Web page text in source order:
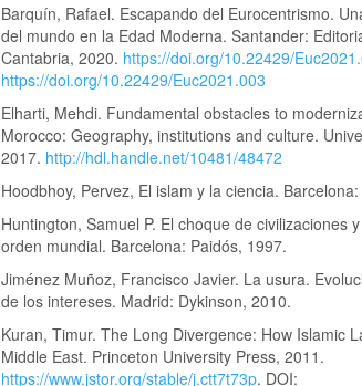
Barquín, Rafael. Escapando del Eurocentrismo.
del mundo en la Edad Moderna. Santander:
Cantabria, 2020. https://doi.org/10.22429/
https://doi.org/10.22429/Euc2021.003
Elharti, Mehdi. Fundamental obstacles to
Morocco: Geography, institutions and culture.
2017. http://hdl.handle.net/10481/48472
Hoodbhoy, Pervez, El islam y la ciencia.
Huntington, Samuel P. El choque de civilizaciones
orden mundial. Barcelona: Paidós, 1997.
Jiménez Muñoz, Francisco Javier. La usura.
de los intereses. Madrid: Dykinson, 2010.
Kuran, Timur. The Long Divergence: How Islamic
Middle East. Princeton University Press, 2011.
https://www.jstor.org/stable/j.ctt7t73p. DOI: